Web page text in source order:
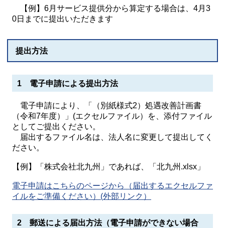
【例】6月サービス提供分から算定する場合は、4月3
0日までに提出いただきます
提出方法
1 電子申請による提出方法
電子申請により、「（別紙様式2）処遇改善計画書
（令和7年度）」(エクセルファイル）を、添付ファイル
としてご提出ください。
届出するファイル名は、法人名に変更して提出してく
ださい。
【例】「株式会社北九州」であれば、「北九州.xlsx」
電子申請はこちらのページから（届出するエクセルファ
イルをご準備ください）(外部リンク）
2 郵送による届出方法（電子申請ができない場合